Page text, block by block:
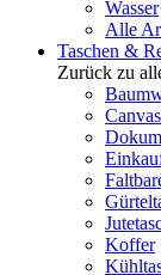
Wasser
Alle
Taschen &
Zurück zu
Koffer